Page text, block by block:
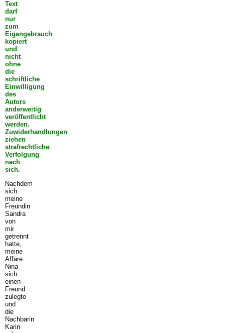
Text
darf
nur
zum
Eigengebrauch
kopiert
und
nicht
ohne
die
schriftliche
Einwilligung
des
Autors
anderweitig
veröffentlicht
werden.
Zuwiderhandlungen
ziehen
strafrechtliche
Verfolgung
nach
sich.
Nachdem
sich
meine
Freundin
Sandra
von
mir
getrennt
hatte,
meine
Affäre
Nina
sich
einen
Freund
zulegte
und
die
Nachbarin
Karin